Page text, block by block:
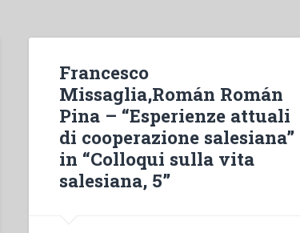
Francesco
Missaglia,Román Román
Pina – “Esperienze attuali
di cooperazione salesiana”
in “Colloqui sulla vita
salesiana, 5”